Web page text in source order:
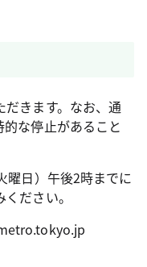
きます。なお、通
な停止があること
曜日）午後2時までに
ださい。